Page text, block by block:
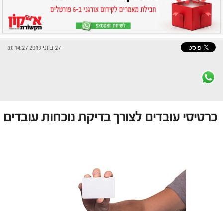
27 ביוני 2019 at 14:27
כרטיסי עובדים לצורך בדיקת נוכחות עובדים